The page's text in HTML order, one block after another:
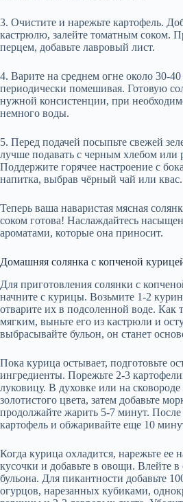
3. Очистите и нарежьте картофель.
кастрюлю, залейте томатным соком.
перцем, добавьте лавровый лист.
4. Варите на среднем огне около 30-
периодически помешивая. Готовую
нужной консистенции, при
немного воды.
5. Перед подачей посыпьте свежей
лучше подавать с черным хлебом
Поддержите горячее настроение с
напитка, выбрав чёрный чай или квас.
Теперь ваша наваристая мясная
соком готова! Наслаждайтесь
ароматами, которые она приносит.
Домашняя солянка с копченой
Для приготовления солянки с
начните с курицы. Возьмите 1-2
отварите их в подсоленной воде. Как
мягким, выньте его из кастрюли и
выбрасывайте бульон, он станет
Пока курица остывает, подготовьте
ингредиенты. Порежьте 2-3
луковицу. В духовке или на
золотистого цвета, затем добавьте
продолжайте жарить 5-7 минут. После
картофель и обжаривайте еще 10
Когда курица охладится, нарежьте ее
кусочки и добавьте в овощи. Влейте в
бульона. Для пикантности добавьте
огурцов, нарезанных кубиками,